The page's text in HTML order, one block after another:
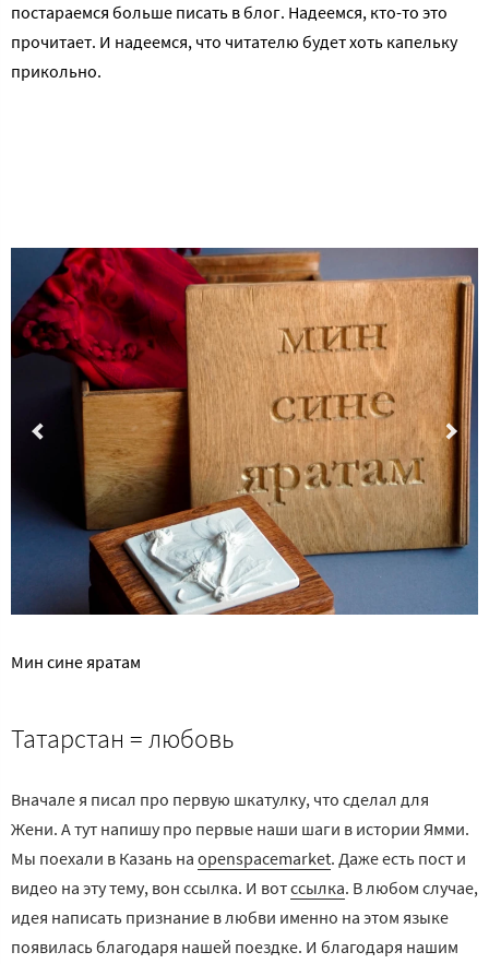
постараемся больше писать в блог. Надеемся, кто-то это
прочитает. И надеемся, что читателю будет хоть капельку
прикольно.
Мин сине яратам
Татарстан = любовь
Вначале я писал про первую шкатулку, что сделал для
Жени. А тут напишу про первые наши шаги в истории Ямми.
Мы поехали в Казань на openspacemarket. Даже есть пост и
видео на эту тему, вон ссылка. И вотссылка. В любом случае,
идея написать признание в любви именно на этом языке
появилась благодаря нашей поездке. И благодаря нашим